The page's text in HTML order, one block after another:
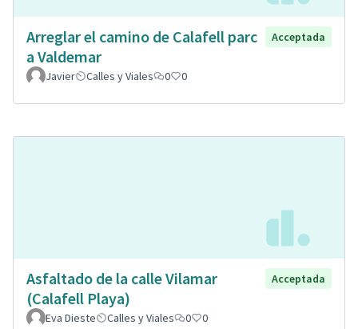
Arreglar el camino de Calafell parc
a Valdemar
Acceptada
Javier Calles y Viales 0 0
Asfaltado de la calle Vilamar
(Calafell Playa)
Acceptada
Eva Dieste Calles y Viales 0 0